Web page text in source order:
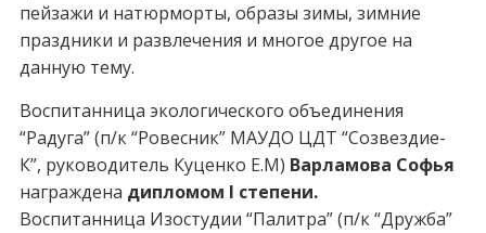
пейзажи и натюрморты, образы зимы, зимние
праздники и развлечения и многое другое на
данную тему.
Воспитанница экологического объединения
“Радуга” (п/к “Ровесник” МАУДО ЦДТ “Созвездие-
К”, руководитель Куценко Е.М) Варламова Софья
награждена дипломом I степени.
Воспитанница Изостудии “Палитра” (п/к “Дружба”